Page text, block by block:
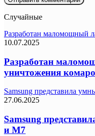
Случайные
Разработан маломощный
10.07.2025
Разработан
уничтожения
Samsung представила
27.06.2025
Samsung
и M7